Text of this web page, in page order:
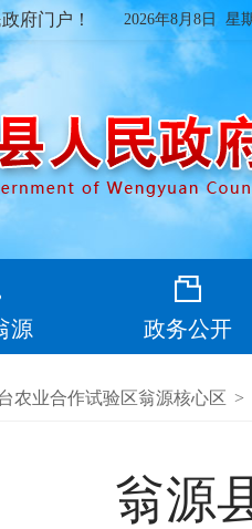
府门户！ 2026年8月8日 星
源 政务公开
农业合作试验区翁源核心区 >
翁源